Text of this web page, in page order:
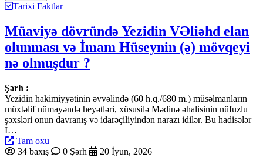
Tarixi Faktlar
Müaviyə dövründə Yezidin VƏliəhd elan
olunması və İmam Hüseynin (ə) mövqeyi
nə olmuşdur ?
Şərh :
Yezidin hakimiyyətinin əvvəlində (60 h.q./680 m.) müsəlmanların
müxtəlif nümayəndə heyətləri, xüsusilə Mədinə əhalisinin nüfuzlu
şəxsləri onun davranış və idarəçiliyindən narazı idilər. Bu hadisələr
İ…
Tam oxu
34 baxış
0 Şərh 20 İyun, 2026